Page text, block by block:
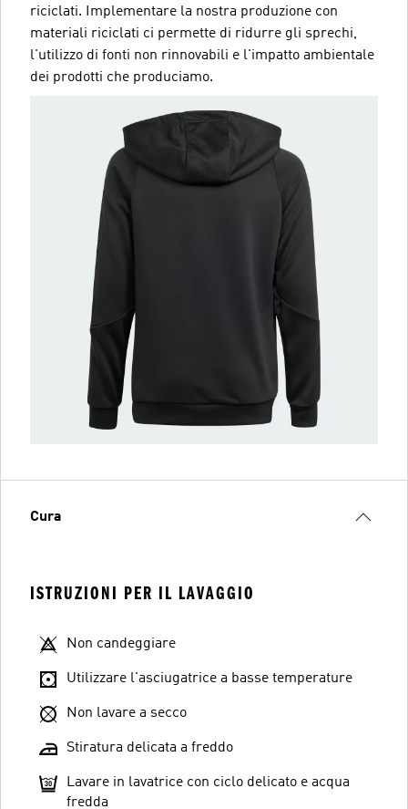
riciclati. Implementare la nostra produzione con
materiali riciclati ci permette di ridurre gli sprechi,
l'utilizzo di fonti non rinnovabili e l'impatto ambientale
dei prodotti che produciamo.
Cura
ISTRUZIONI PER IL LAVAGGIO
Non candeggiare
Utilizzare l'asciugatrice a basse temperature
Non lavare a secco
Stiratura delicata a freddo
Lavare in lavatrice con ciclo delicato e acqua
fredda